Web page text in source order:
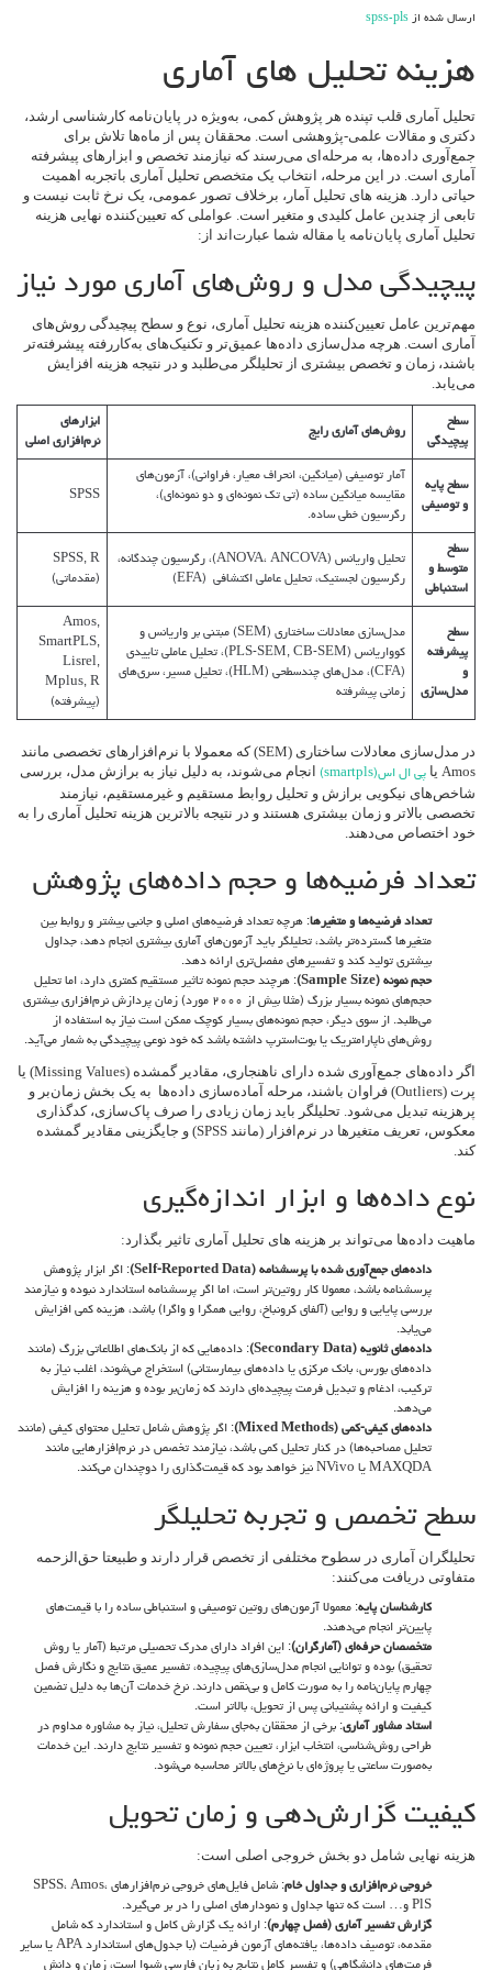
آماري
ارسال شده از spss-pls
هزینه تحلیل های آماری
تحلیل آماری قلب تپنده هر پژوهش کمی، به‌ویژه در پایان‌نامه کارشناسی ارشد،
دکتری و مقالات علمی-پژوهشی است. محققان پس از ماه‌ها تلاش برای
جمع‌آوری داده‌ها، به مرحله‌ای می‌رسند که نیازمند تخصص و ابزارهای پیشرفته
آماری است. در این مرحله، انتخاب یک متخصص تحلیل آماری باتجربه اهمیت
حیاتی دارد. هزینه های تحلیل آمار، برخلاف تصور عمومی، یک نرخ ثابت نیست و
تابعی از چندین عامل کلیدی و متغیر است. عواملی که تعیین‌کننده نهایی هزینه
تحلیل آماری پایان‌نامه یا مقاله شما عبارت‌اند از:
پیچیدگی مدل و روش‌های آماری مورد نیاز
مهم‌ترین عامل تعیین‌کننده هزینه تحلیل آماری، نوع و سطح پیچیدگی روش‌های
آماری است. هرچه مدل‌سازی داده‌ها عمیق‌تر و تکنیک‌های به‌کاررفته پیشرفته‌تر
باشند، زمان و تخصص بیشتری از تحلیلگر می‌طلبد و در نتیجه هزینه افزایش
می‌یابد.
سطح
پیچیدگی
روش‌های آماری رایج
ابزارهای
نرم‌افزاری اصلی
سطح پایه
و توصیفی
آمار توصیفی (میانگین، انحراف معیار، فراوانی)، آزمون‌های
مقایسه میانگین ساده (تی تک نمونه‌ای و دو نمونه‌ای)،
رگرسیون خطی ساده.
SPSS
سطح
متوسط و
استنباطی
تحلیل واریانس (ANOVA، ANCOVA)، رگرسیون چندگانه،
رگرسیون لجستیک، تحلیل عاملی اکتشافی (EFA)
SPSS, R
(مقدماتی)
سطح
پیشرفته
و
مدل‌سازی
مدل‌سازی معادلات ساختاری (SEM) مبتنی بر واریانس و
کوواریانس (PLS-SEM, CB-SEM)، تحلیل عاملی تاییدی
(CFA)، مدل‌های چندسطحی (HLM)، تحلیل مسیر، سری‌های
زمانی پیشرفته
Amos,
SmartPLS,
Lisrel,
Mplus, R
(پیشرفته)
در مدل‌سازی معادلات ساختاری (SEM) که معمولا با نرم‌افزارهای تخصصی مانند
Amos یا
پی ال اس(smartpls)
انجام می‌شوند، به دلیل نیاز به برازش مدل، بررسی
شاخص‌های نیکویی برازش و تحلیل روابط مستقیم و غیرمستقیم، نیازمند
تخصصی بالاتر و زمان بیشتری هستند و در نتیجه بالاترین هزینه تحلیل آماری را به
خود اختصاص می‌دهند.
تعداد فرضیه‌ها و حجم داده‌های پژوهش
تعداد فرضیه‌ها و متغیرها: هرچه تعداد فرضیه‌های اصلی و جانبی بیشتر و روابط بین
متغیرها گسترده‌تر باشد، تحلیلگر باید آزمون‌های آماری بیشتری انجام دهد، جداول
بیشتری تولید کند و تفسیرهای مفصل‌تری ارائه دهد.
حجم نمونه (Sample Size
): هرچند حجم نمونه تاثیر مستقیم کمتری دارد، اما تحلیل
حجم‌های نمونه بسیار بزرگ (مثلا بیش از ۲۰۰۰ مورد) زمان پردازش نرم‌افزاری بیشتری
می‌طلبد. از سوی دیگر، حجم نمونه‌های بسیار کوچک ممکن است نیاز به استفاده از
روش‌های ناپارامتریک یا بوت‌استرپ داشته باشد که خود نوعی پیچیدگی به شمار می‌آید.
اگر داده‌های جمع‌آوری شده دارای ناهنجاری، مقادیر گمشده (Missing Values) یا
پرت (Outliers) فراوان باشند، مرحله آماده‌سازی داده‌ها به یک بخش زمان‌بر و
پرهزینه تبدیل می‌شود. تحلیلگر باید زمان زیادی را صرف پاک‌سازی، کدگذاری
معکوس، تعریف متغیرها در نرم‌افزار (مانند SPSS) و جایگزینی مقادیر گمشده
کند.
نوع داده‌ها و ابزار اندازه‌گیری
ماهیت داده‌ها می‌تواند بر هزینه های تحلیل آماری تاثیر بگذارد:
داده‌های جمع‌آوری شده با پرسشنامه (Self-Reported Data
): اگر ابزار پژوهش
پرسشنامه باشد، معمولا کار روتین‌تر است، اما اگر پرسشنامه استاندارد نبوده و نیازمند
بررسی پایایی و روایی (آلفای کرونباخ، روایی همگرا و واگرا) باشد، هزینه کمی افزایش
می‌یابد.
داده‌های ثانویه (Secondary Data
): داده‌هایی که از بانک‌های اطلاعاتی بزرگ (مانند
داده‌های بورس، بانک مرکزی یا داده‌های بیمارستانی) استخراج می‌شوند، اغلب نیاز به
ترکیب، ادغام و تبدیل فرمت پیچیده‌ای دارند که زمان‌بر بوده و هزینه را افزایش
می‌دهد.
داده‌های کیفی-کمی (Mixed Methods
): اگر پژوهش شامل تحلیل محتوای کیفی (مانند
تحلیل مصاحبه‌ها) در کنار تحلیل کمی باشد، نیازمند تخصص در نرم‌افزارهایی مانند
MAXQDA یا NVivo نیز خواهد بود که قیمت‌گذاری را دوچندان می‌کند.
سطح تخصص و تجربه تحلیلگر
تحلیلگران آماری در سطوح مختلفی از تخصص قرار دارند و طبیعتا حق‌الزحمه
متفاوتی دریافت می‌کنند:
کارشناسان پایه: معمولا آزمون‌های روتین توصیفی و استنباطی ساده را با قیمت‌های
پایین‌تر انجام می‌دهند.
متخصصان حرفه‌ای (آمارگران): این افراد دارای مدرک تحصیلی مرتبط (آمار یا روش
تحقیق) بوده و توانایی انجام مدل‌سازی‌های پیچیده، تفسیر عمیق نتایج و نگارش فصل
چهارم پایان‌نامه را به صورت کامل و بی‌نقص دارند. نرخ خدمات آن‌ها به دلیل تضمین
کیفیت و ارائه پشتیبانی پس از تحویل، بالاتر است.
استاد مشاور آماری: برخی از محققان به‌جای سفارش تحلیل، نیاز به مشاوره مداوم در
طراحی روش‌شناسی، انتخاب ابزار، تعیین حجم نمونه و تفسیر نتایج دارند. این خدمات
به‌صورت ساعتی یا پروژه‌ای با نرخ‌های بالاتر محاسبه می‌شود.
کیفیت گزارش‌دهی و زمان تحویل
هزینه نهایی شامل دو بخش خروجی اصلی است:
خروجی نرم‌افزاری و جداول خام
: شامل فایل‌های خروجی نرم‌افزارهای SPSS، Amos،
PlS و… است که تنها جداول و نمودارهای اصلی را در بر می‌گیرد.
گزارش تفسیر آماری (فصل چهارم): ارائه یک گزارش کامل و استاندارد که شامل
مقدمه، توصیف داده‌ها، یافته‌های آزمون فرضیات (با جدول‌های استاندارد APA یا سایر
فرمت‌های دانشگاهی) و تفسیر کامل نتایج به زبان فارسی شیوا است، زمان و دانش